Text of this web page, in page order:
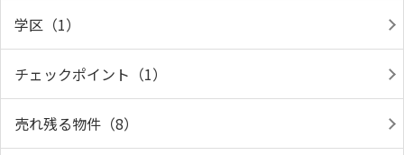
学区（1）
チェックポイント（1）
売れ残る物件（8）